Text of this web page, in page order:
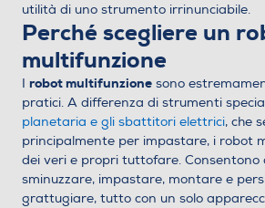
utilità di uno strumento irrinunciabile.
Perché scegliere un
multifunzione
Irobot multifunzione sono
pratici. A differenza di strumenti
planetaria e gli sbattitori elettrici, che
principalmente per impastare, i robot
dei veri e propri tuttofare.
sminuzzare, impastare, montare e
grattugiare, tutto con un solo